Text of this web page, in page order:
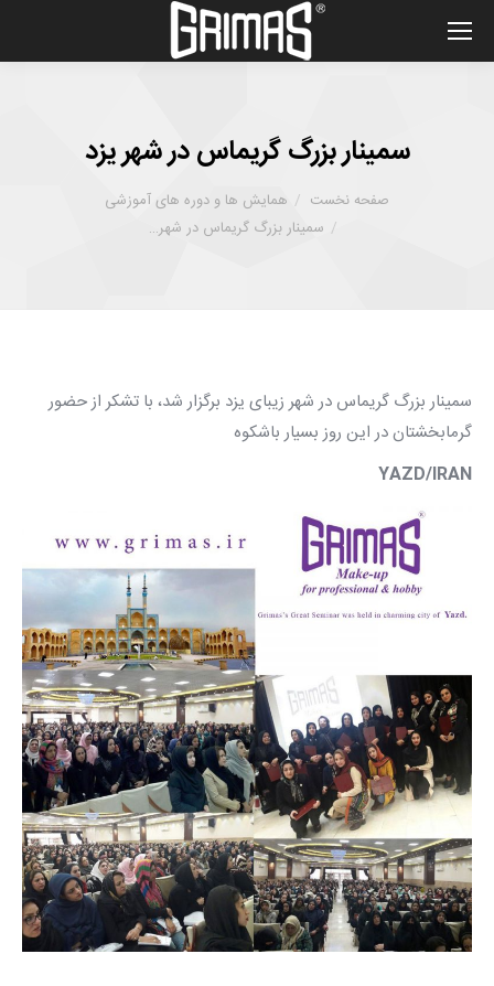
سمینار بزرگ گریماس در شهر یزد
شما اینجا هستید :صفحه نخست
همایش ها و دوره های آموزشی
سمینار بزرگ گریماس در شهر…
سمینار بزرگ گریماس در شهر زیبای يزد برگزار شد، با تشكر از حضور
گرمابخشتان در اين روز بسيار باشكوه
YAZD/IRAN